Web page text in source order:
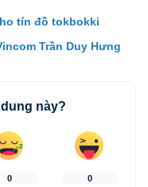
tín đồ tokbokki
Trần Duy Hưng
này?
0 0